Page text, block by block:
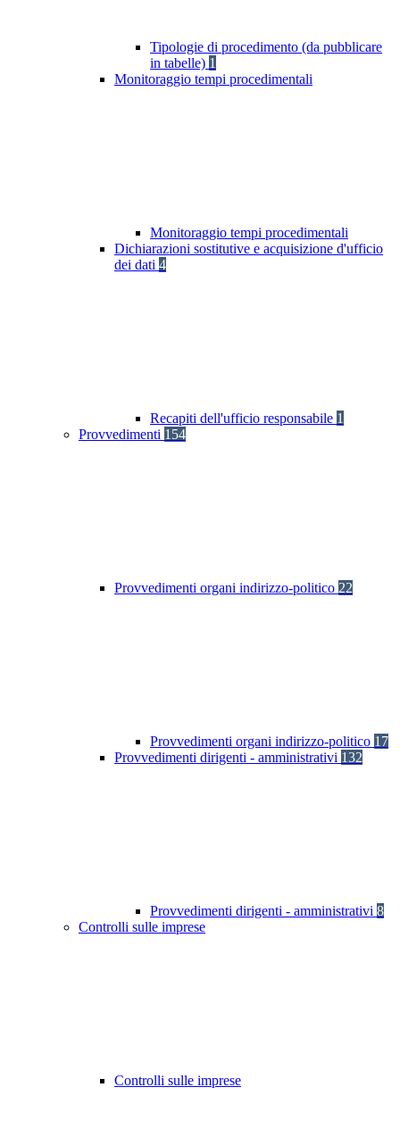
Tipologie di procedimento (da pubblicare
in tabelle) 1
Monitoraggio tempi procedimentali
Monitoraggio tempi procedimentali
Dichiarazioni sostitutive e acquisizione d'ufficio
dei dati 4
Recapiti dell'ufficio responsabile 1
Provvedimenti 154
Provvedimenti organi indirizzo-politico 22
Provvedimenti organi indirizzo-politico 17
Provvedimenti dirigenti - amministrativi 132
Provvedimenti dirigenti - amministrativi 8
Controlli sulle imprese
Controlli sulle imprese